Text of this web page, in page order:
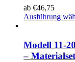
ab €46,75
Ausführung
Modell 11-
–